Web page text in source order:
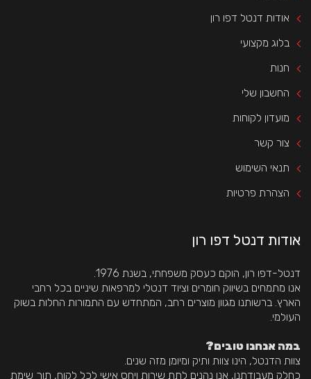
אודות דנטל דפו רון
בלוג מקצועי
חנות
החשבון שלי
מועדון לקוחות
צור קשר
תנאי השימוש
הצהרת פרטיות
אודות דנטל דפו רון
דנטל-דפו רון, הוקם כעסק משפחתי, בשנת 1976.
אנו מתמחים בשיווק חומרים וציוד דנטלי למרפאות שיניים בכל רחבי
הארץ. ברשותנו מגוון מוצרים רחב, המתחדש עם התמורות החלות בשוק
העולמי.
במה אנחנו טובים?
צוות הדנטל, הינו צוות ותיק ומיומן מזה שנים.
כחלק מעבודתנו, אנו נהנים לתת שירות ויחס אישי לכל לקוח, תוך שימת